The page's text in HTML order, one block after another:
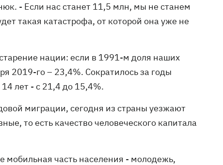
- Если нас станет 11,5 млн, мы не станем
такая катастрофа, от которой она уже не
нации: если в 1991-м доля наших
2019-го – 23,4%. Сократилось за годы
лет - с 21,4 до 15,4%.
миграции, сегодня из страны уезжают
то есть качество человеческого капитала
мобильная часть населения - молодежь,